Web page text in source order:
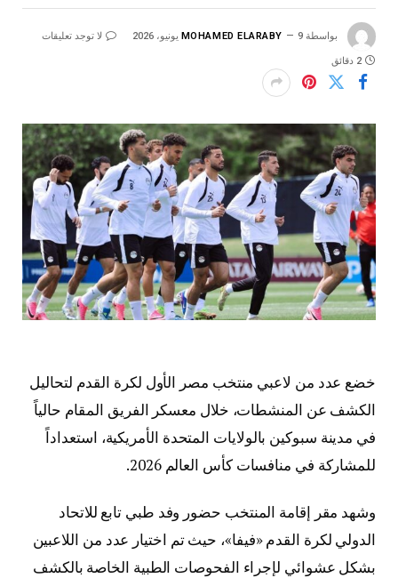
بواسطة MOHAMED ELARABY 9 يونيو، 2026 لا توجد تعليقات
2 دقائق
خضع عدد من لاعبي منتخب مصر الأول لكرة القدم لتحاليل
الكشف عن المنشطات، خلال معسكر الفريق المقام حالياً
في مدينة سبوكين بالولايات المتحدة الأمريكية، استعداداً
للمشاركة في منافسات كأس العالم 2026.
وشهد مقر إقامة المنتخب حضور وفد طبي تابع للاتحاد
الدولي لكرة القدم «فيفا»، حيث تم اختيار عدد من اللاعبين
بشكل عشوائي لإجراء الفحوصات الطبية الخاصة بالكشف